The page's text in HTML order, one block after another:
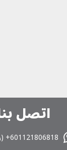
اتصل
601121806818+ (واتس اپ )